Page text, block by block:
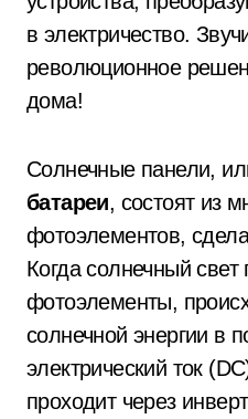
в электричество.
революционное
дома!
Солнечные панели,
батареи, состоят из
фотоэлементов,
Когда солнечный свет
фотоэлементы,
солнечной энергии в
электрический ток
проходит через